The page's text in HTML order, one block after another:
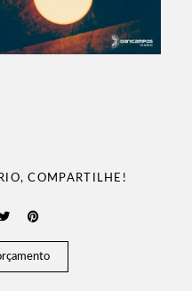
COMPARTILHE!